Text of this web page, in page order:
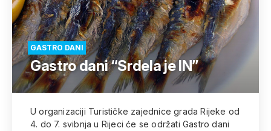
GASTRO DANI
Gastro dani “Srdela je IN”
U organizaciji Turističke zajednice grada Rijeke od
4. do 7. svibnja u Rijeci će se održati Gastro dani